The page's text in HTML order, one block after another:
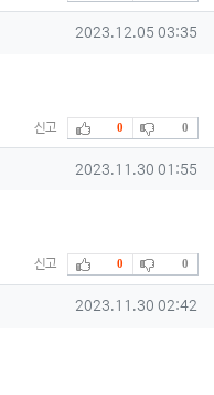
작성일
2023.12.05 03:35
신고 추천
0 비추천
0
작성일
2023.11.30 01:55
신고 추천
0 비추천
0
작성일
2023.11.30 02:42